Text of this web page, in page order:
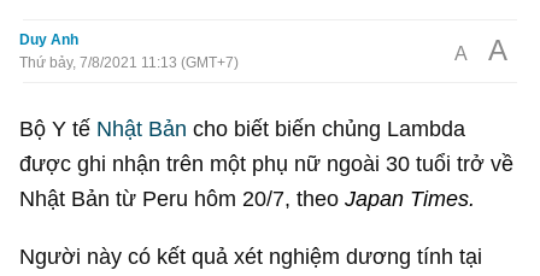
Duy Anh
Thứ bảy, 7/8/2021 11:13 (GMT+7)
A A
Bộ Y tế Nhật Bản cho biết biến chủng Lambda
được ghi nhận trên một phụ nữ ngoài 30 tuổi trở về
Nhật Bản từ Peru hôm 20/7, theoJapan Times.
Người này có kết quả xét nghiệm dương tính tại